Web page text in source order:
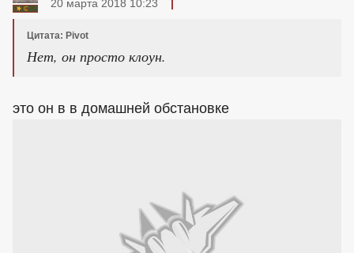
20 марта 2018 10:23
Цитата: Pivot
Нет, он просто клоун.
это он в в домашней обстановке